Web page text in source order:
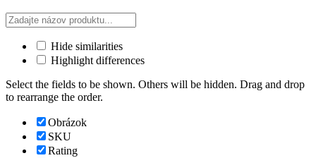
Hide similarities
Highlight differences
Select the fields to be shown. Others will be hidden. Drag and drop
to rearrange the order.
Obrázok
SKU
Rating